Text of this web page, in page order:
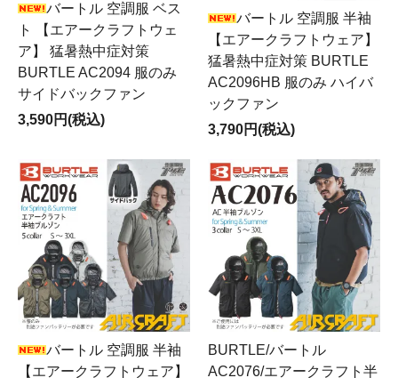
バートル 空調服 ベス
ト 【エアークラフトウェ
ア】 猛暑熱中症対策
BURTLE AC2094 服のみ
サイドバックファン
3,590円(税込)
バートル 空調服 半袖
【エアークラフトウェア】
猛暑熱中症対策 BURTLE
AC2096HB 服のみ ハイバ
ックファン
3,790円(税込)
バートル 空調服 半袖
【エアークラフトウェア】
BURTLE/バートル
AC2076/エアークラフト半